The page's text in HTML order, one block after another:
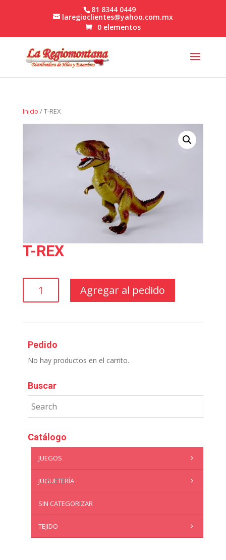
81 8344 0449
laregioclientes@yahoo.com.mx
0 elementos
Inicio / T-REX
T-REX
Agregar al pedido
Pedido
No hay productos en el carrito.
Buscar
Catálogo
JUEGOS
JUGUETERÍA
SIN CATEGORIZAR
TEJIDO